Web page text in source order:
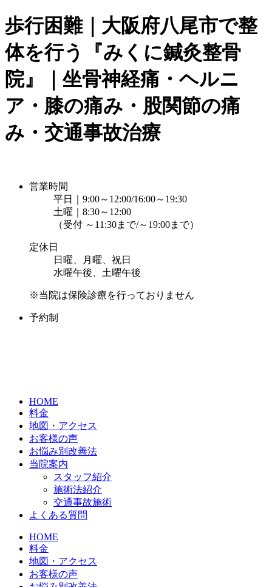
歩行困難｜大阪府八尾市で整
体を行う『みくに鍼灸整骨
院』｜坐骨神経痛・ヘルニ
ア・膝の痛み・股関節の痛
み・交通事故治療
営業時間
平日｜9:00～12:00/16:00～19:30
土曜｜8:30～12:00
（受付 ～11:30まで/～19:00まで）
定休日
日曜、月曜、祝日
水曜午後、土曜午後
※当院は保険診療を行っておりません
予約制
HOME
料金
地図・アクセス
お客様の声
お悩み別改善法
当院案内
スタッフ紹介
施術法紹介
交通事故施術
よくある質問
HOME
料金
地図・アクセス
お客様の声